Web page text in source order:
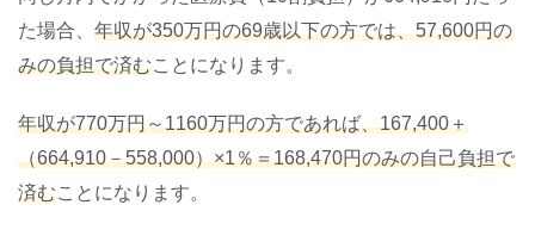
た場合、 年収が350万円の69歳以下の方では、57,600円の
みの負担で済むことになります。
年収が770万円～1160万円の方であれば、167,400＋
（664,910－558,000）×1％＝168,470円のみの自己負担で
済むことになります。